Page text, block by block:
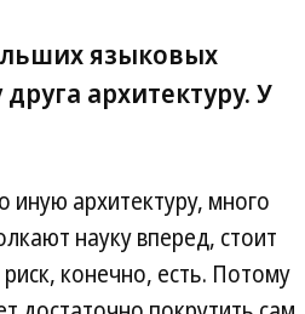
языковых
архитектуру. У
архитектуру, много
науку вперед, стоит
конечно, есть. Потому